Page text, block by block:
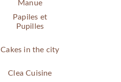
Manue
Papiles et
Pupilles
Cakes in the city
Clea Cuisine